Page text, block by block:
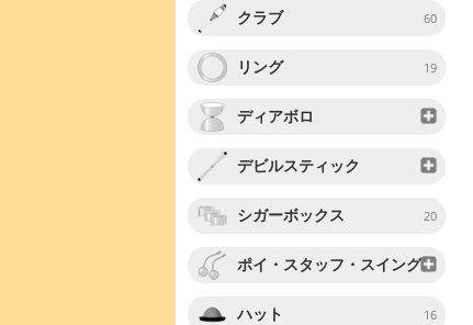
クラブ 60
リング 19
ディアボロ
デビルスティック
シガーボックス 20
ポイ・スタッフ・スイング
ハット 16